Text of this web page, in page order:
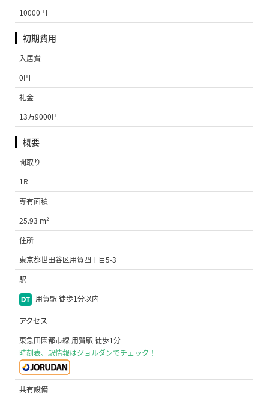
10000円
初期費用
入居費
0円
礼金
13万9000円
概要
間取り
1R
専有面積
25.93 m²
住所
東京都世田谷区用賀四丁目5-3
駅
用賀駅 徒歩1分以内
アクセス
東急田園都市線 用賀駅 徒歩1分
時刻表、駅情報はジョルダンでチェック！
共有設備